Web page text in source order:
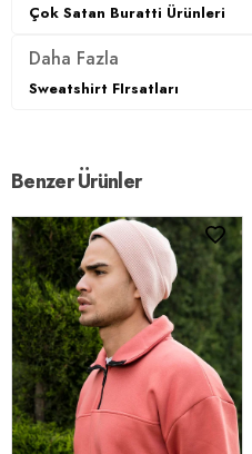
Çok Satan Buratti Ürünleri
Daha Fazla
Sweatshirt FIrsatları
Benzer Ürünler